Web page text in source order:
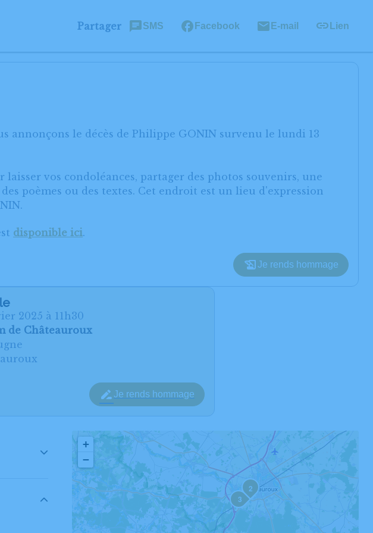
Partager SMS Facebook E-mail Lien
annonçons le décès de Philippe GONIN survenu le lundi 13
vos condoléances, partager des photos souvenirs, une
poèmes ou des textes. Cet endroit est un lieu d'expression
disponible ici.
Je rends hommage
2025 à 11h30
de Châteauroux
Je rends hommage
2
3
+
−